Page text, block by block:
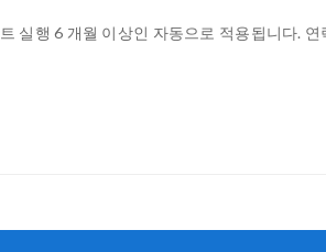
실행 6 개월 이상인 자동으로 적용됩니다.